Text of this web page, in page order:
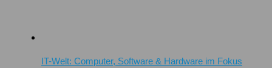
IT-Welt: Computer, Software & Hardware im Fokus